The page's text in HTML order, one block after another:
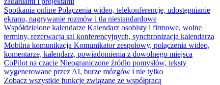
Spotkania online Połączenia wideo, telekonferencje, udostępnianie
ekranu, nagrywanie rozmów i tła niestandardowe
Współdzielone kalendarze Kalendarz osobisty i firmowe, wolne
terminy, rezerwacja sal konferencyjnych, synchronizacja kalendarza
Mobilna komunikacja Komunikator zespołowy, połączenia wideo,
komentarze, kalendarz, powiadomienia z dowolnego miejsca
CoPilot na czacie Nieograniczone źródło pomysłów, teksty
wygenerowane przez AI, burze mózgów i nie tylko
Zobacz wszystkie funkcje związane ze współpracą